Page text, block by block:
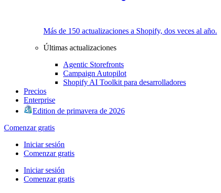
Más de 150 actualizaciones a Shopify, dos veces al año.
Últimas actualizaciones
Agentic Storefronts
Campaign Autopilot
Shopify AI Toolkit para desarrolladores
Precios
Enterprise
Edition de primavera de 2026
Comenzar gratis
Iniciar sesión
Comenzar gratis
Iniciar sesión
Comenzar gratis